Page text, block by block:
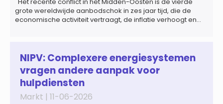
grote wereldwijde aanbodschok in zes jaar tijd, die de
economische activiteit vertraagt, de inflatie verhoogt en
wereldwijd naar verwachting afnemen tot 1,3% in reële
NIPV: Complexere energiesystemen
vragen andere aanpak voor
hulpdiensten
Markt | 11-06-2026